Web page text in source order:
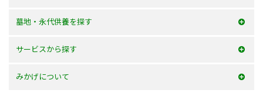
50万以内
100万以内
150万以内
墓地・永代供養を探す
大阪府
兵庫県
サービスから探す
お墓を建てる
みかげについて